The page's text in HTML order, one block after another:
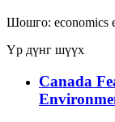
Шошго: economics
Үр дүнг шүүх
Canada